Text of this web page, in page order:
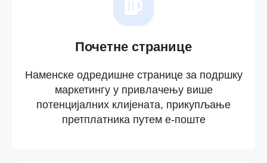
Почетне странице
Наменске одредишне странице за подршку
маркетингу у привлачењу више
потенцијалних клијената, прикупљање
претплатника путем е-поште